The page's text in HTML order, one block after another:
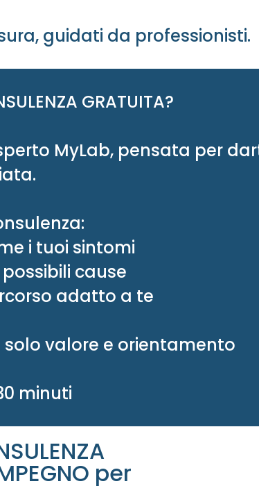
guidati da professionisti.
GRATUITA?
MyLab, pensata per
i tuoi sintomi
cause
adatto a te
- solo valore e orientamento
minuti
per